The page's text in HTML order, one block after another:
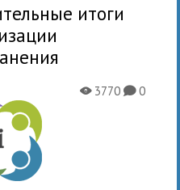
итоги
X3770K0